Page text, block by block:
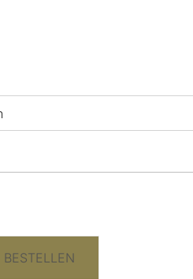
BESTELLEN